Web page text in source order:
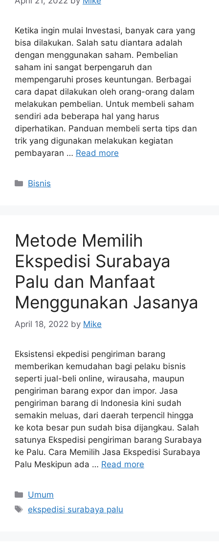
Ketika ingin mulai Investasi, banyak cara yang
bisa dilakukan. Salah satu diantara adalah
dengan menggunakan saham. Pembelian
saham ini sangat berpengaruh dan
mempengaruhi proses keuntungan. Berbagai
cara dapat dilakukan oleh orang-orang dalam
melakukan pembelian. Untuk membeli saham
sendiri ada beberapa hal yang harus
diperhatikan. Panduan membeli serta tips dan
trik yang digunakan melakukan kegiatan
pembayaran … Read more
Categories
Bisnis
Metode Memilih
Ekspedisi Surabaya
Palu dan Manfaat
Menggunakan Jasanya
April 18, 2022 by Mike
Eksistensi ekpedisi pengiriman barang
memberikan kemudahan bagi pelaku bisnis
seperti jual-beli online, wirausaha, maupun
pengiriman barang expor dan impor. Jasa
pengiriman barang di Indonesia kini sudah
semakin meluas, dari daerah terpencil hingga
ke kota besar pun sudah bisa dijangkau. Salah
satunya Ekspedisi pengiriman barang Surabaya
ke Palu. Cara Memilih Jasa Ekspedisi Surabaya
Palu Meskipun ada … Read more
Categories
Umum
Tags
ekspedisi surabaya palu